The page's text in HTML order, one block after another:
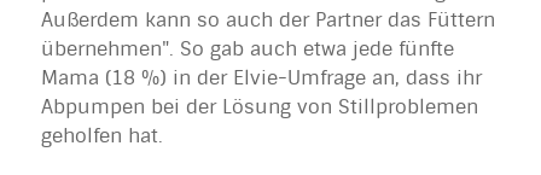
Außerdem kann so auch der Partner das Füttern
übernehmen". So gab auch etwa jede fünfte
Mama (18 %) in der Elvie-Umfrage an, dass ihr
Abpumpen bei der Lösung von Stillproblemen
geholfen hat.